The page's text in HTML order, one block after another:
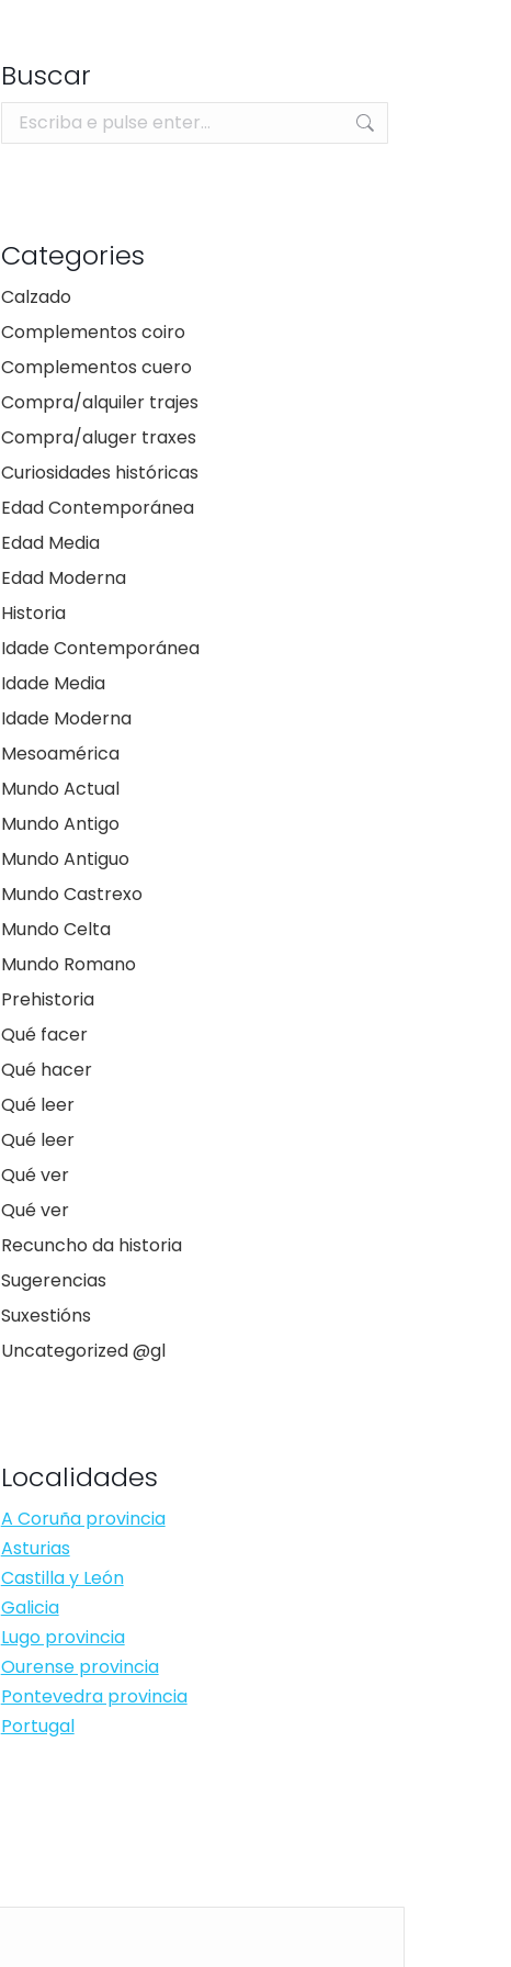
Buscar
Search:
Categories
Calzado
Complementos coiro
Complementos cuero
Compra/alquiler trajes
Compra/aluger traxes
Curiosidades históricas
Edad Contemporánea
Edad Media
Edad Moderna
Historia
Idade Contemporánea
Idade Media
Idade Moderna
Mesoamérica
Mundo Actual
Mundo Antigo
Mundo Antiguo
Mundo Castrexo
Mundo Celta
Mundo Romano
Prehistoria
Qué facer
Qué hacer
Qué leer
Qué leer
Qué ver
Qué ver
Recuncho da historia
Sugerencias
Suxestións
Uncategorized @gl
Localidades
A Coruña provincia
Asturias
Castilla y León
Galicia
Lugo provincia
Ourense provincia
Pontevedra provincia
Portugal